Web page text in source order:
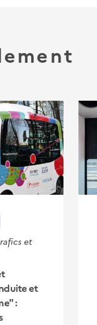
et
et
: